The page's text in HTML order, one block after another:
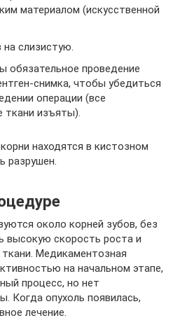
материалом (искусственной
слизистую.
обязательное проведение
снимка, чтобы убедиться
операции (все
ткани изъяты).
находятся в кистозном
разрушен.
около корней зубов, без
высокую скорость роста и
Медикаментозная
на начальном этапе,
процесс, но нет
Когда опухоль появилась,
лечение.